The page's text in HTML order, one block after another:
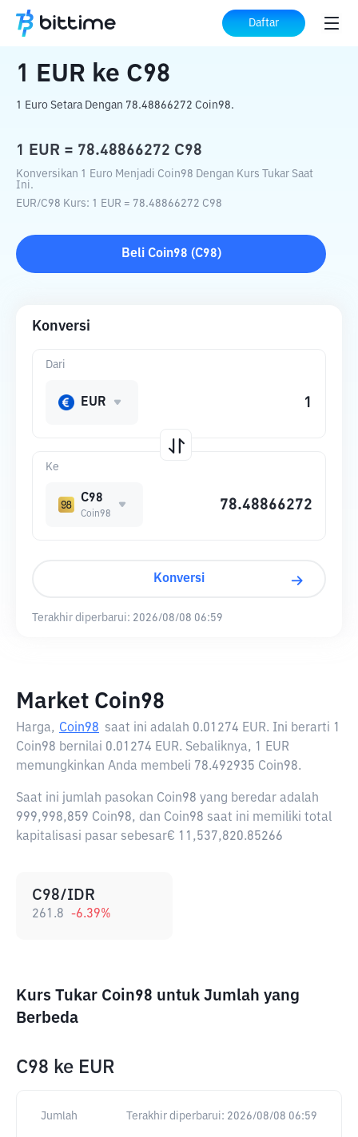
Daftar
Beranda Konverter Kripto ke C98
1 EUR ke C98
1 Euro Setara Dengan 78.48866272 Coin98.
1 EUR = 78.48866272 C98
Konversikan 1 Euro Menjadi Coin98 Dengan Kurs Tukar Saat
Ini.
EUR/C98 Kurs: 1 EUR = 78.48866272 C98
Beli Coin98 (C98)
Konversi
Ke
C98
Coin98
Dari
EUR
Konversi
Terakhir diperbarui: 2026/08/08 06:59
Market Coin98
Harga, Coin98 saat ini adalah 0.01274 EUR. Ini berarti 1
Coin98 bernilai 0.01274 EUR. Sebaliknya, 1 EUR
memungkinkan Anda membeli 78.492935 Coin98.
Saat ini jumlah pasokan Coin98 yang beredar adalah
999,998,859 Coin98, dan Coin98 saat ini memiliki total
kapitalisasi pasar sebesar€ 11,537,820.85266
C98/IDR
261.8 -6.39%
Kurs Tukar Coin98 untuk Jumlah yang
Berbeda
C98 ke EUR
Jumlah Terakhir diperbarui: 2026/08/08 06:59